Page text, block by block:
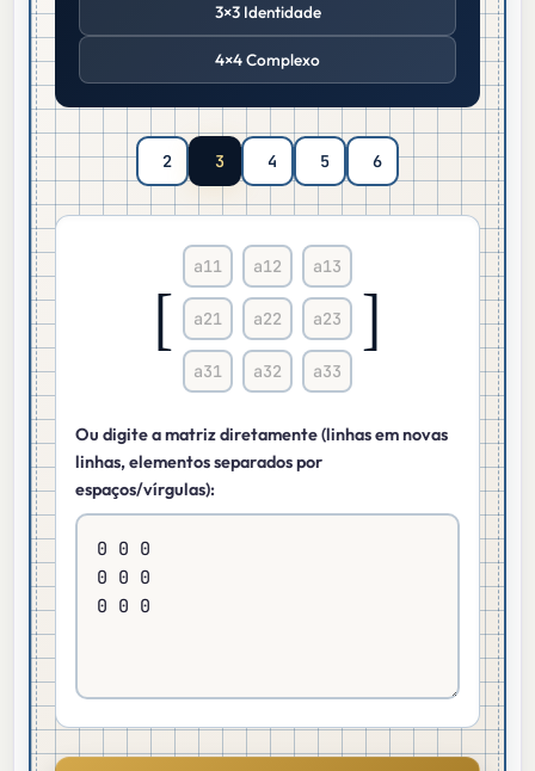
3×3 Identidade
4×4 Complexo
2 3 4 5 6
[ ]
Ou digite a matriz diretamente (linhas em novas
linhas, elementos separados por
espaços/vírgulas):